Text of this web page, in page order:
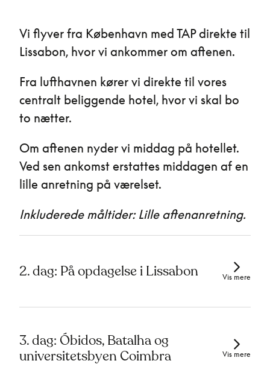
Vi flyver fra København med TAP direkte til
Lissabon, hvor vi ankommer om aftenen.
Fra lufthavnen kører vi direkte til vores
centralt beliggende hotel, hvor vi skal bo
to nætter.
Om aftenen nyder vi middag på hotellet.
Ved sen ankomst erstattes middagen af en
lille anretning på værelset.
Inkluderede måltider: Lille aftenanretning.
2. dag: På opdagelse i Lissabon Vis mere
3. dag: Óbidos, Batalha og
universitetsbyen Coimbra
Vis mere